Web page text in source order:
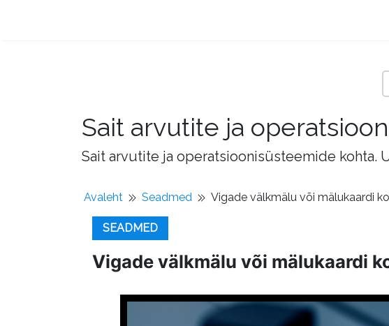
Sait arvutite ja
Sait arvutite ja operatsioonisüsteemide
Avaleht Seadmed Vigade välkmälu või mälukaardi
SEADMED
Vigade välkmälu või mälukaardi